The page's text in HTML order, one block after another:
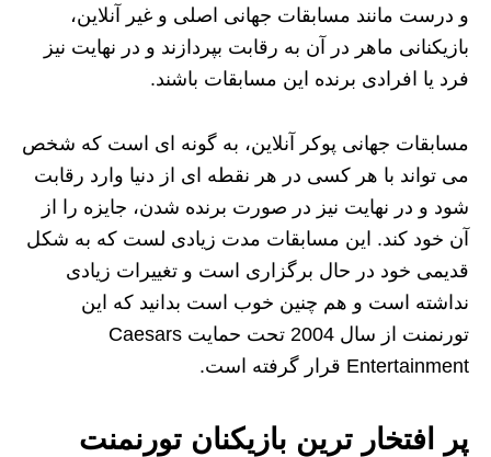
و درست مانند مسابقات جهانی اصلی و غیر آنلاین،
بازیکنانی ماهر در آن به رقابت بپردازند و در نهایت نیز
فرد یا افرادی برنده این مسابقات باشند.
مسابقات جهانی پوکر آنلاین، به گونه ای است که شخص
می تواند با هر کسی در هر نقطه ای از دنیا وارد رقابت
شود و در نهایت نیز در صورت برنده شدن، جایزه را از
آن خود کند. این مسابقات مدت زیادی لست که به شکل
قدیمی خود در حال برگزاری است و تغییرات زیادی
نداشته است و هم چنین خوب است بدانید که این
تورنمنت از سال 2004 تحت حمایت Caesars
Entertainment قرار گرفته است.
پر افتخار ترین بازیکنان تورنمنت